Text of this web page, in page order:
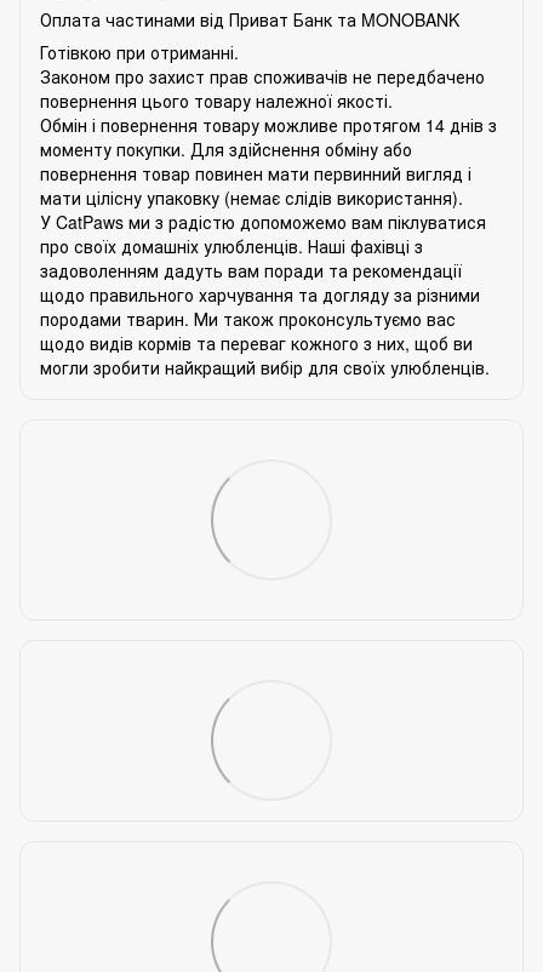
Оплата частинами від Приват Банк та MONOBANK
Готівкою при отриманні.
Законом про захист прав споживачів не передбачено
повернення цього товару належної якості.
Обмін і повернення товару можливе протягом 14 днів з
моменту покупки. Для здійснення обміну або
повернення товар повинен мати первинний вигляд і
мати цілісну упаковку (немає слідів використання).
У CatPaws ми з радістю допоможемо вам піклуватися
про своїх домашніх улюбленців. Наші фахівці з
задоволенням дадуть вам поради та рекомендації
щодо правильного харчування та догляду за різними
породами тварин. Ми також проконсультуємо вас
щодо видів кормів та переваг кожного з них, щоб ви
могли зробити найкращий вибір для своїх улюбленців.